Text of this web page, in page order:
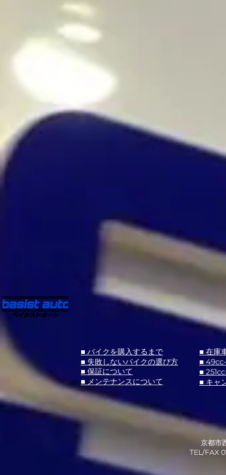
■ バイクを購入するまで
■ 失敗しないバイクの選び方
■ 保証について
■ メンテナンスについて
■ 在庫
■
■
■ キャ
京都市
​TEL/FAX